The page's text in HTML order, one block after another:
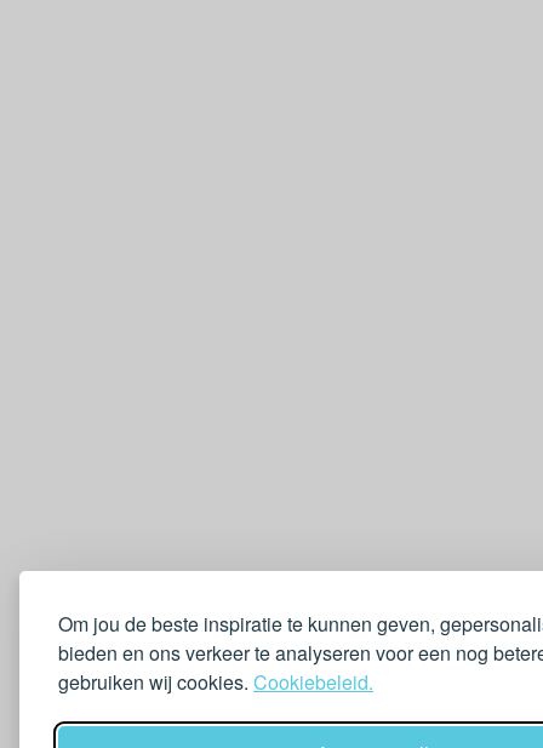
Om jou de beste inspiratie te kunnen geven,
bieden en ons verkeer te analyseren voor een nog
gebruiken wij cookies. Cookiebeleid.